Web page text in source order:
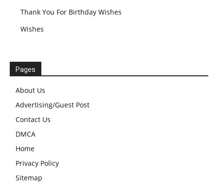
Thank You For Birthday Wishes
Wishes
Pages
About Us
Advertising/Guest Post
Contact Us
DMCA
Home
Privacy Policy
Sitemap